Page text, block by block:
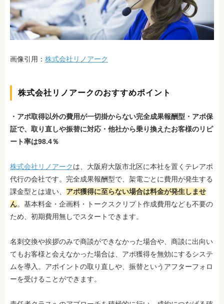
画像引用： 株式会社リノアーク
株式会社リノアークのおすすめポイント
・アポ取得以外の費用が一切掛からない完全成果報酬型 ・アポ保
証で、取り直しや振替に対応 ・他社から乗り換えたお客様のリピ
ート率は98.4％
株式会社リノアークは、大阪府大阪市北区に本社を置くテレアポ
代行の会社です。完全成果報酬型で、架電ごとに費用が発生する
課金型とは違い、 アポ獲得に至らない場合は料金が発生しませ
ん。基本料金・企画料・トークスクリプト作成費用なども不要の
ため、初期費用無しでスタートできます。
名刺交換や挨拶のみで商談ができなかった場合や、商談に出向い
てもお客様と会えなかった場合は、アポ獲得を無効にするシステ
ムを導入。アポイントの取り直しや、振替というアフターフォロ
ーを受けることができます。